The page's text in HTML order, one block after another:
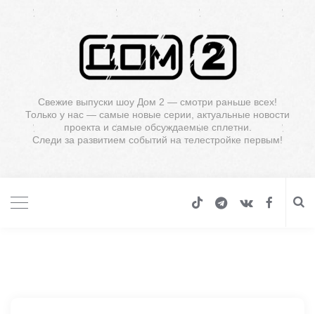
Свежие выпуски шоу Дом 2 — смотри раньше всех!
Только у нас — самые новые серии, актуальные новости
проекта и самые обсуждаемые сплетни.
Следи за развитием событий на телестройке первым!